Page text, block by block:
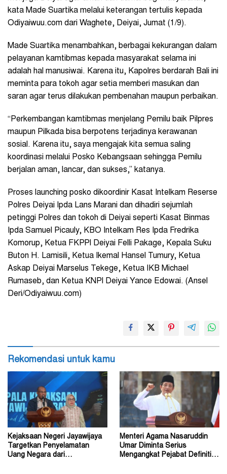
kata Made Suartika melalui keterangan tertulis kepada
Odiyaiwuu.com dari Waghete, Deiyai, Jumat (1/9).
Made Suartika menambahkan, berbagai kekurangan dalam
pelayanan kamtibmas kepada masyarakat selama ini
adalah hal manusiwai. Karena itu, Kapolres berdarah Bali ini
meminta para tokoh agar setia memberi masukan dan
saran agar terus dilakukan pembenahan maupun perbaikan.
“Perkembangan kamtibmas menjelang Pemilu baik Pilpres
maupun Pilkada bisa berpotens terjadinya kerawanan
sosial. Karena itu, saya mengajak kita semua saling
koordinasi melalui Posko Kebangsaan sehingga Pemilu
berjalan aman, lancar, dan sukses,” katanya.
Proses launching posko dikoordinir Kasat Intelkam Reserse
Polres Deiyai Ipda Lans Marani dan dihadiri sejumlah
petinggi Polres dan tokoh di Deiyai seperti Kasat Binmas
Ipda Samuel Picauly, KBO Intelkam Res Ipda Fredrika
Komorup, Ketua FKPPI Deiyai Felli Pakage, Kepala Suku
Buton H. Lamisili, Ketua Ikemal Hansel Tumury, Ketua
Askap Deiyai Marselus Tekege, Ketua IKB Michael
Rumaseb, dan Ketua KNPI Deiyai Yance Edowai. (Ansel
Deri/Odiyaiwuu.com)
Rekomendasi untuk kamu
Kejaksaan Negeri Jayawijaya
Targetkan Penyelamatan
Uang Negara dari
Menteri Agama Nasaruddin
Umar Diminta Serius
Mengangkat Pejabat Definitif